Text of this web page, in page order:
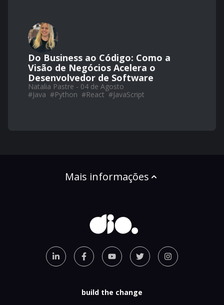
Do Business ao Código: Como a
Visão de Negócios Acelera o
Desenvolvedor de Software
Natalia Pastre - 04 de Agosto
#Java #Python #React #JavaScript
Mais informações
build the change